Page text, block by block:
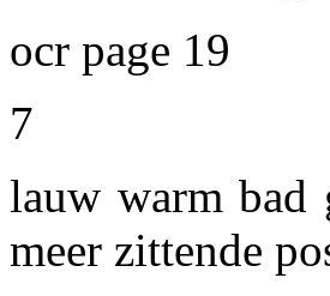
ocr page 19
7
lauw warm bad
meer zittende